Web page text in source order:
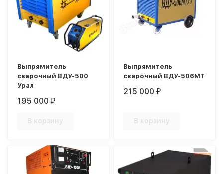
Выпрямитель
сварочный ВДУ-500
Урал
195 000₽
В корзину
Выпрямитель
сварочный ВДУ-506МТ
215 000₽
В корзину